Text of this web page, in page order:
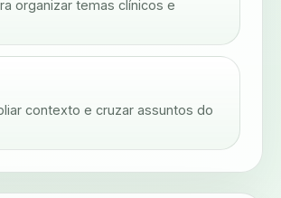
organizar temas clínicos e
contexto e cruzar assuntos do